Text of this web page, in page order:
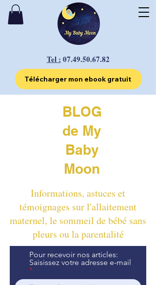
Tel : 07.49.50.67.82
Télécharger mon ebook gratuit
BLOG
de My
Baby
Moon
Informations, astuces et
témoignages sur l'allaitement
maternel, le sommeil de bébé sans
pleurs ou la parentalité
Pour recevoir nos articles:
Saisissez votre adresse e-mail